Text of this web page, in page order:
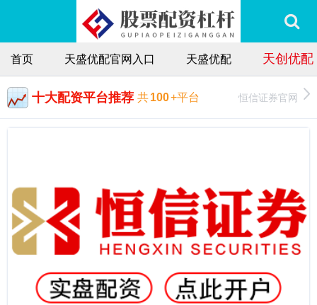
首页 天盛优配官网入口 天盛优配 天创优配
十大配资平台推荐 共100+平台 恒信证券官网